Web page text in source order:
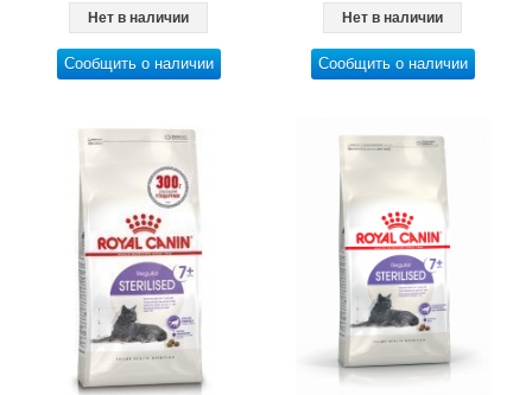
Нет в наличии
Сообщить о наличии
Нет в наличии
Сообщить о наличии